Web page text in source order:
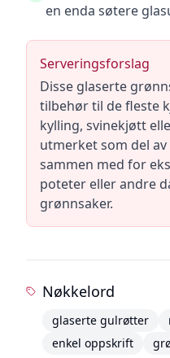
en enda søtere
Serveringsforslag
Disse glaserte
tilbehør til de fleste
kylling, svinekjøtt
utmerket som del
sammen med for
poteter eller andre
grønnsaker.
Nøkkelord
glaserte gulrøtter
enkel oppskrift